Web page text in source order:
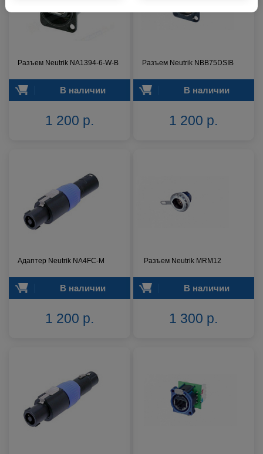
Разъем Neutrik NA1394-6-W-B
В наличии
1 200 р.
Разъем Neutrik NBB75DSIB
В наличии
1 200 р.
Адаптер Neutrik NA4FC-M
В наличии
1 200 р.
Разъем Neutrik MRM12
В наличии
1 300 р.